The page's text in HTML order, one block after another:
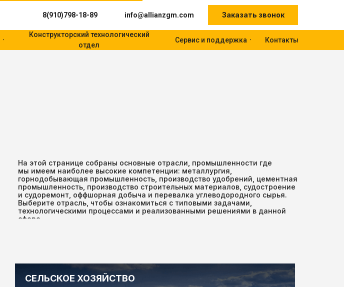
8(910)798-18-89 info@allianzgm.com
Конструкторский технологический
отдел
Сервис и поддержка Контакты
Заказать звонок
На этой странице собраны основные отрасли, промышленности где
мы имеем наиболее высокие компетенции: металлургия,
горнодобывающая промышленность, производство удобрений, цементная
промышленность, производство строительных материалов, судостроение
и судоремонт, оффшорная добыча и перевалка углеводородного сырья.
Выберите отрасль, чтобы ознакомиться с типовыми задачами,
технологическими процессами и реализованными решениями в данной
сфере.
СЕЛЬСКОЕ ХОЗЯЙСТВО